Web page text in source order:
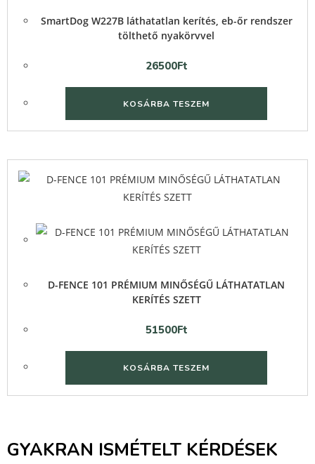
SmartDog W227B láthatatlan kerítés, eb-őr rendszer
tölthető nyakörvvel
26500Ft
KOSÁRBA TESZEM
D-FENCE 101 PRÉMIUM MINŐSÉGŰ LÁTHATATLAN
KERÍTÉS SZETT
51500Ft
KOSÁRBA TESZEM
GYAKRAN ISMÉTELT KÉRDÉSEK